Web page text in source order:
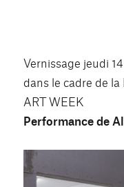
Vernissage jeudi
dans le cadre de
ART WEEK
Performance de